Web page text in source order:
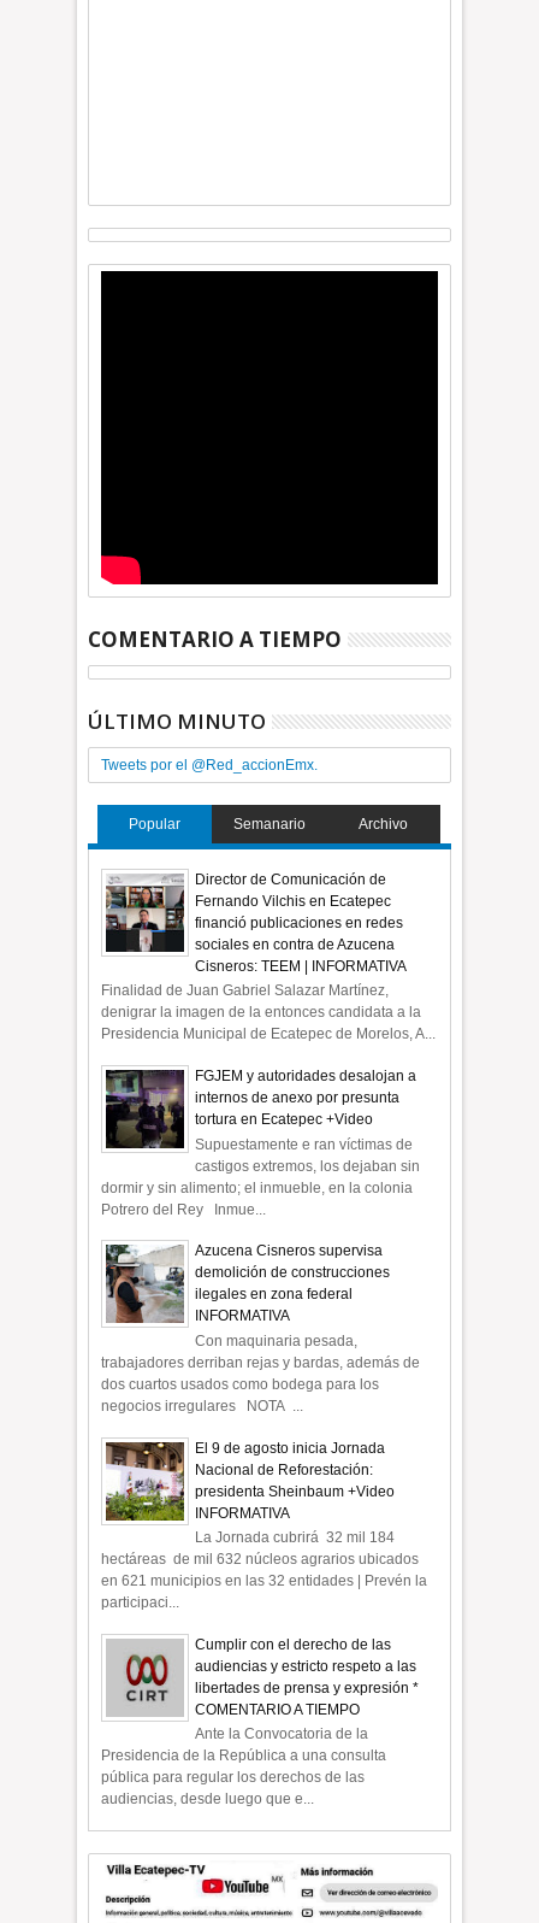
COMENTARIO A TIEMPO
ÚLTIMO MINUTO
Tweets por el @Red_accionEmx.
Popular Semanario Archivo
Director de Comunicación de
Fernando Vilchis en Ecatepec
financió publicaciones en redes
sociales en contra de Azucena
Cisneros: TEEM | INFORMATIVA
Finalidad de Juan Gabriel Salazar Martínez,
denigrar la imagen de la entonces candidata a la
Presidencia Municipal de Ecatepec de Morelos, A...
FGJEM y autoridades desalojan a
internos de anexo por presunta
tortura en Ecatepec +Video
Supuestamente e ran víctimas de
castigos extremos, los dejaban sin
dormir y sin alimento; el inmueble, en la colonia
Potrero del Rey Inmue...
Azucena Cisneros supervisa
demolición de construcciones
ilegales en zona federal
INFORMATIVA
Con maquinaria pesada,
trabajadores derriban rejas y bardas, además de
dos cuartos usados como bodega para los
negocios irregulares NOTA ...
El 9 de agosto inicia Jornada
Nacional de Reforestación:
presidenta Sheinbaum +Video
INFORMATIVA
La Jornada cubrirá 32 mil 184
hectáreas de mil 632 núcleos agrarios ubicados
en 621 municipios en las 32 entidades | Prevén la
participaci...
Cumplir con el derecho de las
audiencias y estricto respeto a las
libertades de prensa y expresión *
COMENTARIO A TIEMPO
Ante la Convocatoria de la
Presidencia de la República a una consulta
pública para regular los derechos de las
audiencias, desde luego que e...